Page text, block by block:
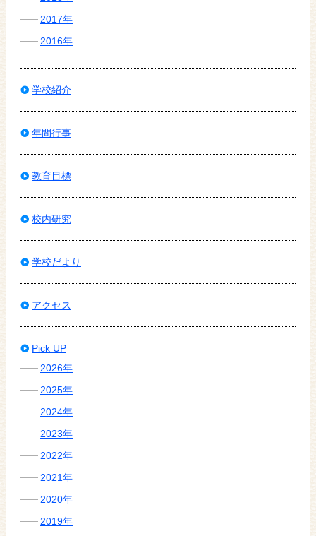
2017年
2016年
学校紹介
年間行事
教育目標
校内研究
学校だより
アクセス
Pick UP
2026年
2025年
2024年
2023年
2022年
2021年
2020年
2019年